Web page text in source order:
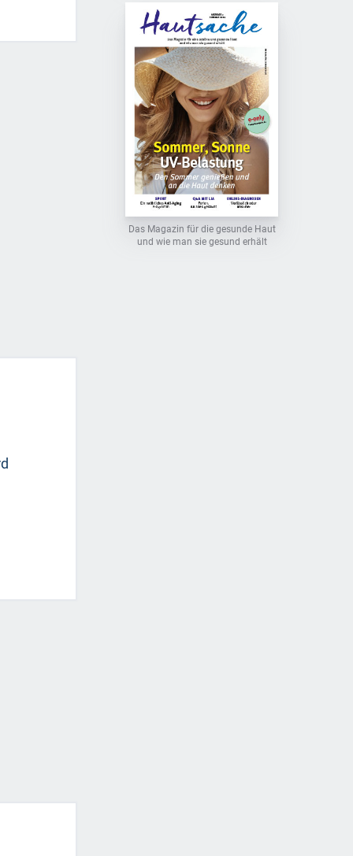
Das Magazin für die gesunde Haut
und wie man sie gesund erhält